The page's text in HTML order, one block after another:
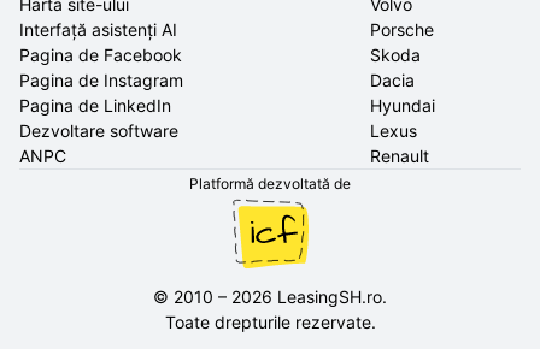
Harta site-ului
Interfață asistenți AI
Pagina de Facebook
Pagina de Instagram
Pagina de LinkedIn
Dezvoltare software
ANPC
Volvo
Porsche
Skoda
Dacia
Hyundai
Lexus
Renault
Platformă dezvoltată de
© 2010 – 2026 LeasingSH.ro.
Toate drepturile rezervate.